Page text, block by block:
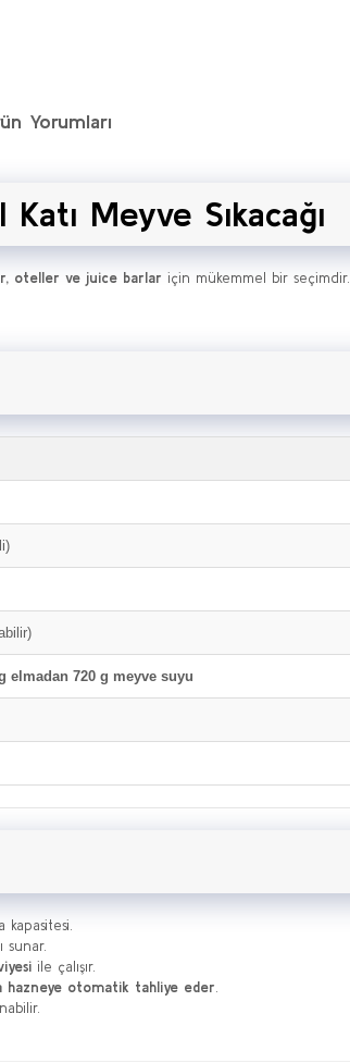
Yorumları
Meyve Sıkacağı
oteller ve juice barlar için mükemmel bir seçimdir.
elmadan 720 g meyve suyu
kapasitesi.
sunar.
ile çalışır.
hazneye otomatik tahliye eder.